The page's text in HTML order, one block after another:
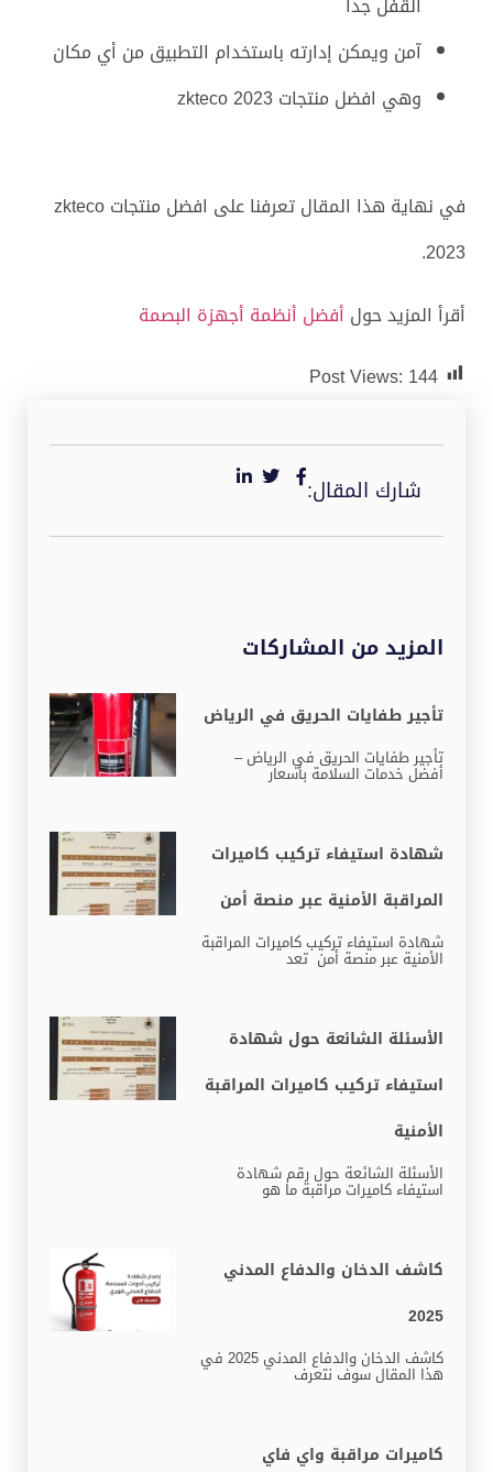
آمن ويمكن إدارته باستخدام التطبيق من أي مكان
وهي افضل منتجات zkteco 2023
في نهاية هذا المقال تعرفنا على افضل منتجات zkteco
2023.
أقرأ المزيد حول أفضل أنظمة أجهزة البصمة
Post Views: 144
شارك المقال:
المزيد من المشاركات
تأجير طفايات الحريق في الرياض
تأجير طفايات الحريق في الرياض –
أفضل خدمات السلامة بأسعار
شهادة استيفاء تركيب كاميرات
المراقبة الأمنية عبر منصة أمن
شهادة استيفاء تركيب كاميرات المراقبة
الأمنية عبر منصة أمن تعد
الأسئلة الشائعة حول شهادة
استيفاء تركيب كاميرات المراقبة
الأمنية
الأسئلة الشائعة حول رقم شهادة
استيفاء كاميرات مراقبة ما هو
كاشف الدخان والدفاع المدني
2025
كاشف الدخان والدفاع المدني 2025 في
هذا المقال سوف نتعرف
كاميرات مراقبة واي فاي